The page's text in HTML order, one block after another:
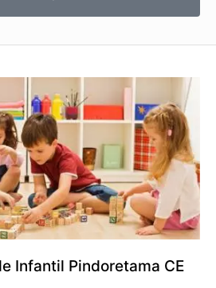
Infantil Pindoretama CE